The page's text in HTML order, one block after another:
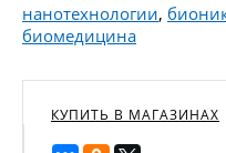
нанотехнологии,
биомедицина
КУПИТЬ В МАГАЗИНАХ